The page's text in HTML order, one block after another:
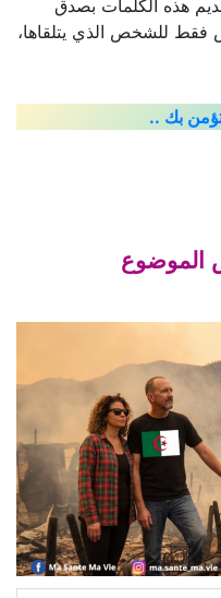
هذه الكلمات بصدق
فقط للشخص الذي يتلقاها،
بك ..
الموضوع